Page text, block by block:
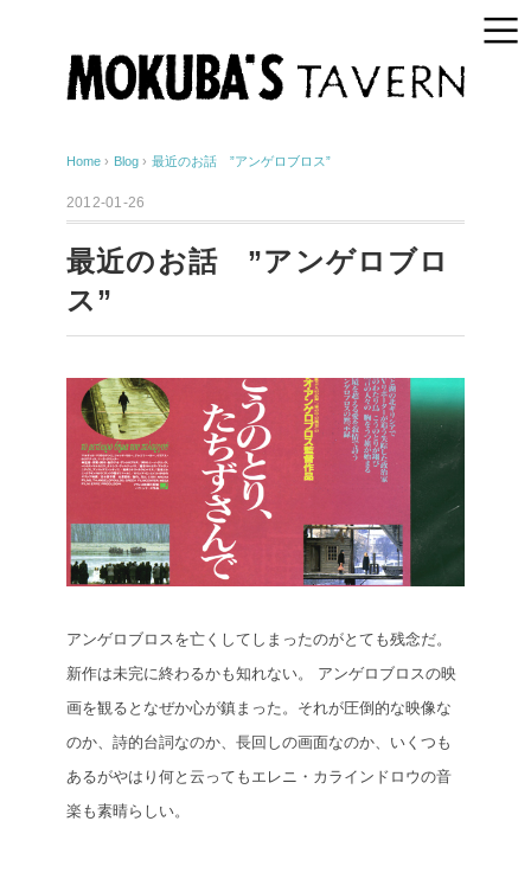
Home › Blog › 最近のお話 ”アンゲロブロス”
2012-01-26
最近のお話 ”アンゲロブロ
ス”
アンゲロブロスを亡くしてしまったのがとても残念だ。
新作は未完に終わるかも知れない。
アンゲロブロスの映
画を観るとなぜか心が鎮まった。それが圧倒的な映像な
のか、詩的台詞なのか、長回しの画面なのか、いくつも
あるがやはり何と云ってもエレニ・カラインドロウの音
楽も素晴らしい。